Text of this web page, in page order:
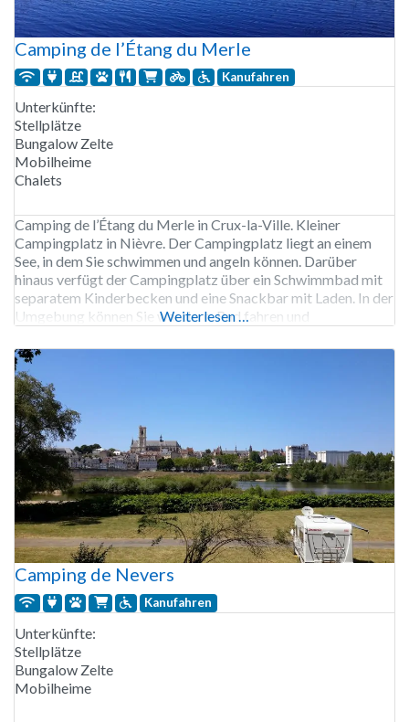
Camping de l’Étang du Merle
Kanufahren
Unterkünfte:
Stellplätze
Bungalow Zelte
Mobilheime
Chalets
Camping de l’Étang du Merle in Crux-la-Ville. Kleiner
Campingplatz in Nièvre. Der Campingplatz liegt an einem
See, in dem Sie schwimmen und angeln können. Darüber
hinaus verfügt der Campingplatz über ein Schwimmbad mit
separatem Kinderbecken und eine Snackbar mit Laden. In der
Umgebung können Sie wandern, Rad fahren und
es einen Mountainbike-Weg
Weiterlesen …
Camping de Nevers
Kanufahren
Unterkünfte:
Stellplätze
Bungalow Zelte
Mobilheime